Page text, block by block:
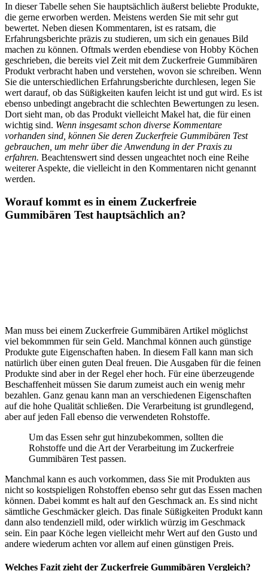
In dieser Tabelle sehen Sie hauptsächlich äußerst beliebte Produkte,
die gerne erworben werden. Meistens werden Sie mit sehr gut
bewertet. Neben diesen Kommentaren, ist es ratsam, die
Erfahrungsberichte präzis zu studieren, um sich ein genaues Bild
machen zu können. Oftmals werden ebendiese von Hobby Köchen
geschrieben, die bereits viel Zeit mit dem Zuckerfreie Gummibären
Produkt verbracht haben und verstehen, wovon sie schreiben. Wenn
Sie die unterschiedlichen Erfahrungsberichte durchlesen, legen Sie
wert darauf, ob das Süßigkeiten kaufen leicht ist und gut wird. Es ist
ebenso unbedingt angebracht die schlechten Bewertungen zu lesen.
Dort sieht man, ob das Produkt vielleicht Makel hat, die für einen
wichtig sind. Wenn insgesamt schon diverse Kommentare
vorhanden sind, können Sie deren Zuckerfreie Gummibären Test
gebrauchen, um mehr über die Anwendung in der Praxis zu
erfahren. Beachtenswert sind dessen ungeachtet noch eine Reihe
weiterer Aspekte, die vielleicht in den Kommentaren nicht genannt
werden.
Worauf kommt es in einem Zuckerfreie
Gummibären Test hauptsächlich an?
Man muss bei einem Zuckerfreie Gummibären Artikel möglichst
viel bekommmen für sein Geld. Manchmal können auch günstige
Produkte gute Eigenschaften haben. In diesem Fall kann man sich
natürlich über einen guten Deal freuen. Die Ausgaben für die feinen
Produkte sind aber in der Regel eher hoch. Für eine überzeugende
Beschaffenheit müssen Sie darum zumeist auch ein wenig mehr
bezahlen. Ganz genau kann man an verschiedenen Eigenschaften
auf die hohe Qualität schließen. Die Verarbeitung ist grundlegend,
aber auf jeden Fall ebenso die verwendeten Rohstoffe.
Um das Essen sehr gut hinzubekommen, sollten die
Rohstoffe und die Art der Verarbeitung im Zuckerfreie
Gummibären Test passen.
Manchmal kann es auch vorkommen, dass Sie mit Produkten aus
nicht so kostspieligen Rohstoffen ebenso sehr gut das Essen machen
können. Dabei kommt es halt auf den Geschmack an. Es sind nicht
sämtliche Geschmäcker gleich. Das finale Süßigkeiten Produkt kann
dann also tendenziell mild, oder wirklich würzig im Geschmack
sein. Ein paar Köche legen vielleicht mehr Wert auf den Gusto und
andere wiederum achten vor allem auf einen günstigen Preis.
Welches Fazit zieht der Zuckerfreie Gummibären Vergleich?